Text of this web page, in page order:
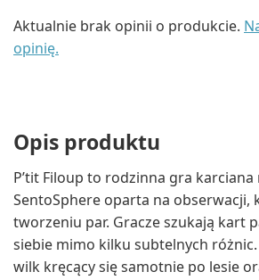
Aktualnie brak opinii o produkcie.
opinię.
Opis produktu
P’tit Filoup to rodzinna gra karciana
SentoSphere oparta na obserwacji,
tworzeniu par. Gracze szukają kart
siebie mimo kilku subtelnych
wilk kręcący się samotnie po lesie